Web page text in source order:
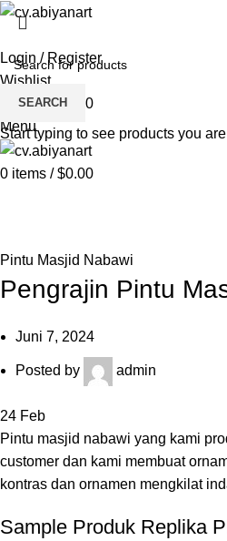
Login / Register
Wishlist
items / $0.00
Menu
0 items / $0.00
Pintu Masjid Nabawi
Pengrajin Pintu
Juni 7, 2024
Posted by admin
24 Feb
Pintu masjid nabawi yang kami
customer dan kami membuat
kontras dan ornamen mengkilat
Sample Produk Replika
SEARCH
Start typing to see products you